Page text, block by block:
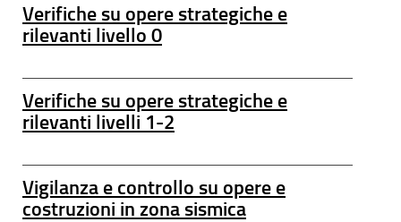
Verifiche su opere strategiche e
rilevanti livello 0
Verifiche su opere strategiche e
rilevanti livelli 1-2
Vigilanza e controllo su opere e
costruzioni in zona sismica